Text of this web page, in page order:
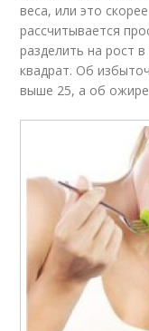
веса, или это
рассчитывается
разделить на рост
квадрат. Об
выше 25, а об